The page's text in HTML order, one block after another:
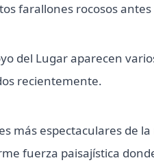
farallones rocosos
del Lugar aparecen
recientemente.
más espectaculares de
fuerza paisajística